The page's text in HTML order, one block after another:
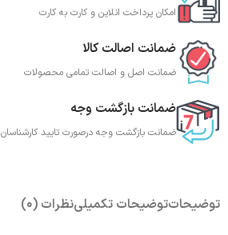
امکان پرداخت انلاین و کارت به کارت
ضمانت اصالت کالا
ضمانت اصل و اصالت تمامی محصولات
ضمانت بازگشت وجه
ضمانت بازگشت وجه درصورت تایید کارشناسان
توضیحاتتوضیحات تکمیلینظرات (0)